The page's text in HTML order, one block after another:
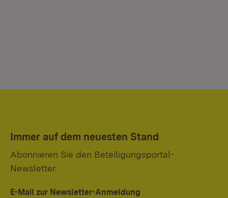
Immer auf dem neuesten Stand
Abonnieren Sie den Beteiligungsportal-
Newsletter.
E-Mail zur Newsletter-Anmeldung